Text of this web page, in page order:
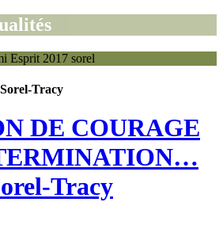
Tracy
DE COURAGE
Tracy